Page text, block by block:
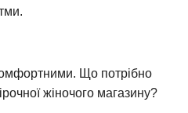
Що потрібно
жіночого магазину?